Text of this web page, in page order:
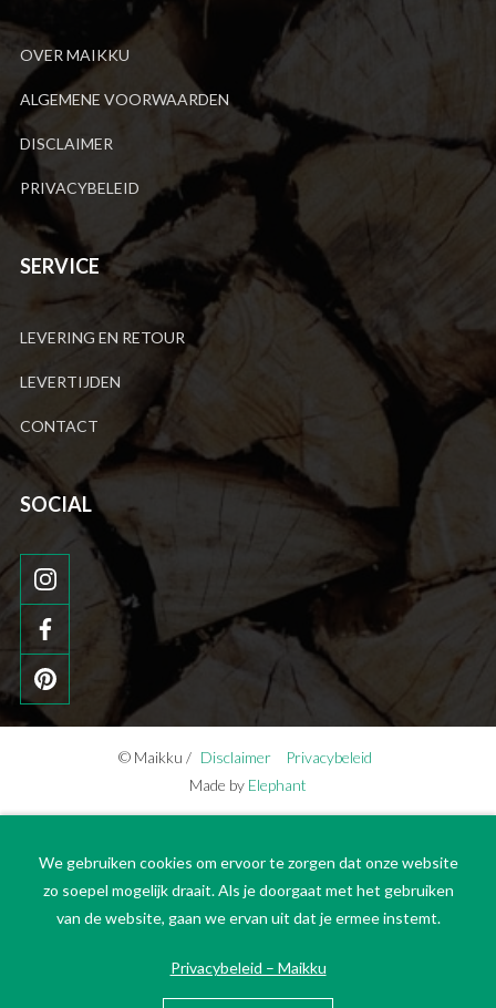
OVER MAIKKU
ALGEMENE VOORWAARDEN
DISCLAIMER
PRIVACYBELEID
SERVICE
LEVERING EN RETOUR
LEVERTIJDEN
CONTACT
SOCIAL
© Maikku / Disclaimer
Privacybeleid
Made by Elephant
We gebruiken cookies om ervoor te zorgen dat onze website
zo soepel mogelijk draait. Als je doorgaat met het gebruiken
van de website, gaan we ervan uit dat je ermee instemt.
Privacybeleid – Maikku